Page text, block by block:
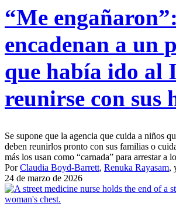
“Me
encadenan a un
que había ido al
reunirse con sus
Se supone que la agencia que cuida a niños
deben reunirlos pronto con sus familias o
más los usan como “carnada” para arrestar a
PorClaudia Boyd-Barrett, Renuka Rayasam,
24 de marzo de 2026